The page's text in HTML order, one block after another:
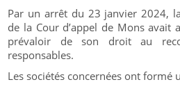
Par un arrêt du 23 janvier 2024,
de la Cour d’appel de Mons avait
prévaloir de son droit au
responsables.
Les sociétés concernées ont formé